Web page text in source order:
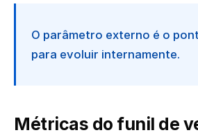
O parâmetro externo é o
para evoluir internamente.
Métricas do funil de